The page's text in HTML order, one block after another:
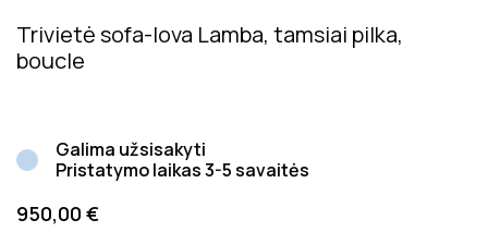
Trivietė sofa-lova Lamba, tamsiai pilka,
boucle
Galima užsisakyti
Pristatymo laikas 3-5 savaitės
950,00 €